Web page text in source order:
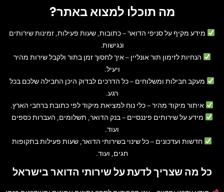
מה תוכלו למצוא באתר?
מידע מקיף על סניפי הדואר– כתובות, שעות פעילות, זמינות שירותים
ונגישות.
הנחיות לזימון תור אונליין – איך לחסוך זמן בתור ולקבל שירות מהיר
ויעיל.
מעקב חבילות ומשלוחים – כל הדרכים לבדוק היכן החבילה שלכם בכל
רגע.
איתור מיקוד מהיר– כלי נוח למציאת מיקוד לפי כתובת ברחבי הארץ.
מידע על שירותים פיננסיים – בנק הדואר, תשלומים, העברות כספים
ועוד.
חדשות ועדכונים – כל שינוי בשירותי הדואר, שעות פעילות בתקופות
חגים, ועוד.
כל מה שצריך לדעת על שירותי הדואר בישראל